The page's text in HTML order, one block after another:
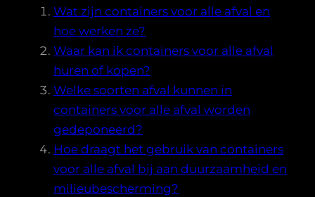
Wat zijn containers voor alle afval en
hoe werken ze?
Waar kan ik containers voor alle afval
huren of kopen?
Welke soorten afval kunnen in
containers voor alle afval worden
gedeponeerd?
Hoe draagt het gebruik van containers
voor alle afval bij aan duurzaamheid en
milieubescherming?